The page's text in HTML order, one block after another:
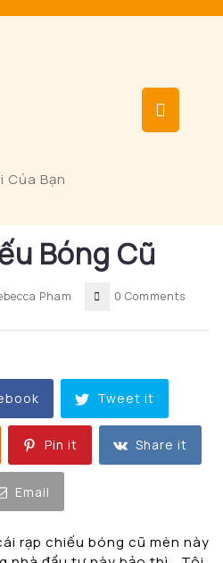
Của Bạn
Bóng Cũ
Pham 0 Comments
Tweet it
Pin it Share it
Email
rạp chiếu bóng cũ mèn này